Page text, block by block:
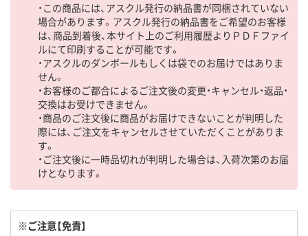
・この商品には、アスクル発行の納品書が同梱されていない
場合があります。アスクル発行の納品書をご希望のお客様
は、商品到着後、本サイト上のご利用履歴よりＰＤＦファイ
ルにて印刷することが可能です。
・アスクルのダンボールもしくは袋でのお届けではありま
せん。
・お客様のご都合によるご注文後の変更・キャンセル・返品・
交換はお受けできません。
・商品のご注文後に商品がお届けできないことが判明した
際には、ご注文をキャンセルさせていただくことがありま
す。
・ご注文後に一時品切れが判明した場合は、入荷次第のお届
けとなります。
※ご注意【免責】